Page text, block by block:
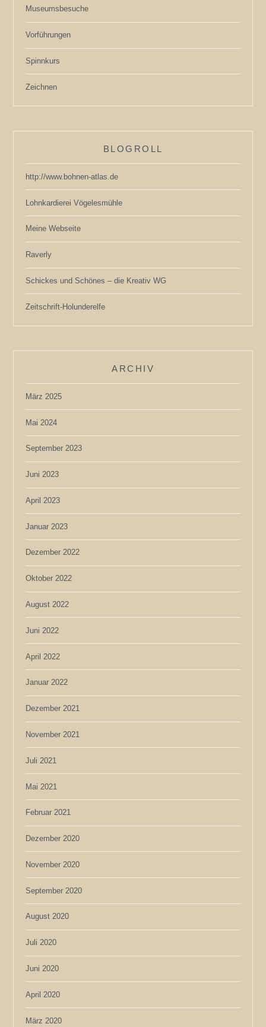
Museumsbesuche
Vorführungen
Spinnkurs
Zeichnen
BLOGROLL
http://www.bohnen-atlas.de
Lohnkardierei Vögelesmühle
Meine Webseite
Raverly
Schickes und Schönes – die Kreativ WG
Zeitschrift-Holunderelfe
ARCHIV
März 2025
Mai 2024
September 2023
Juni 2023
April 2023
Januar 2023
Dezember 2022
Oktober 2022
August 2022
Juni 2022
April 2022
Januar 2022
Dezember 2021
November 2021
Juli 2021
Mai 2021
Februar 2021
Dezember 2020
November 2020
September 2020
August 2020
Juli 2020
Juni 2020
April 2020
März 2020